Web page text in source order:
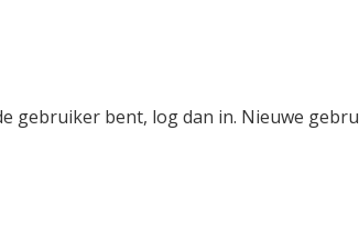
gebruiker bent, log dan in. Nieuwe